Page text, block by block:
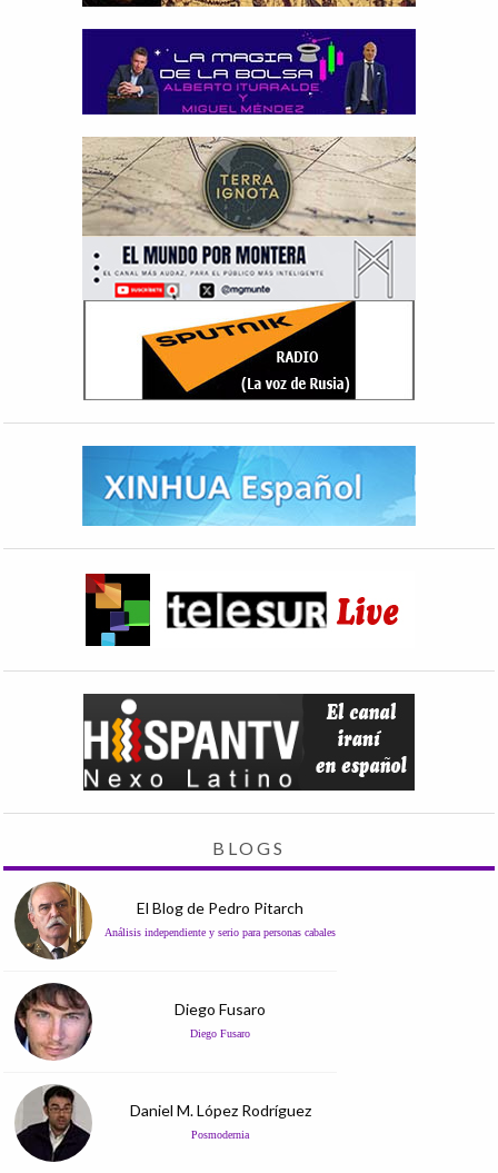
BLOGS
El Blog de Pedro Pitarch
Análisis independiente y serio para personas cabales
Diego Fusaro
Diego Fusaro
Daniel M. López Rodríguez
Posmodernia